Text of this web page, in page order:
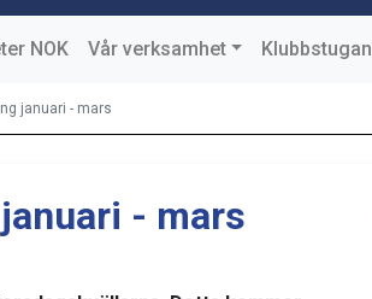
NOK Vår verksamhet Klubbstugan
januari - mars
- mars